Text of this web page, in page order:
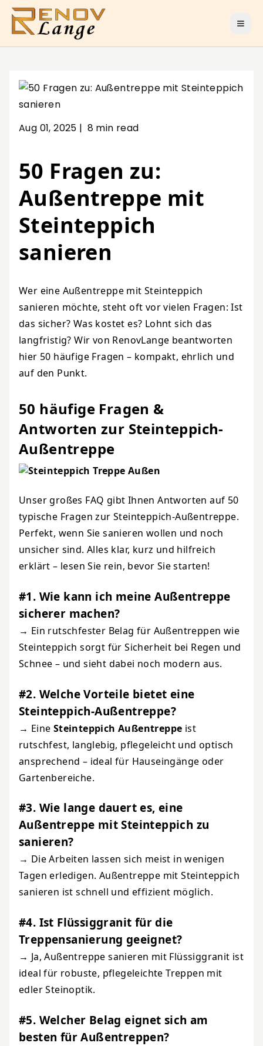
Aug 01, 2025 | 8 min read
50 Fragen zu:
Außentreppe mit
Steinteppich
sanieren
Wer eine Außentreppe mit Steinteppich
sanieren möchte, steht oft vor vielen Fragen: Ist
das sicher? Was kostet es? Lohnt sich das
langfristig? Wir von RenovLange beantworten
hier 50 häufige Fragen – kompakt, ehrlich und
auf den Punkt.
50 häufige Fragen &
Antworten zur Steinteppich-
Außentreppe
Unser großes FAQ gibt Ihnen Antworten auf 50
typische Fragen zur Steinteppich-Außentreppe.
Perfekt, wenn Sie sanieren wollen und noch
unsicher sind. Alles klar, kurz und hilfreich
erklärt – lesen Sie rein, bevor Sie starten!
#1. Wie kann ich meine Außentreppe
sicherer machen?
→ Ein rutschfester Belag für Außentreppen wie
Steinteppich sorgt für Sicherheit bei Regen und
Schnee – und sieht dabei noch modern aus.
#2. Welche Vorteile bietet eine
Steinteppich-Außentreppe?
→ Eine Steinteppich Außentreppe ist
rutschfest, langlebig, pflegeleicht und optisch
ansprechend – ideal für Hauseingänge oder
Gartenbereiche.
#3. Wie lange dauert es, eine
Außentreppe mit Steinteppich zu
sanieren?
→ Die Arbeiten lassen sich meist in wenigen
Tagen erledigen. Außentreppe mit Steinteppich
sanieren ist schnell und effizient möglich.
#4. Ist Flüssiggranit für die
Treppensanierung geeignet?
→ Ja, Außentreppe sanieren mit Flüssiggranit ist
ideal für robuste, pflegeleichte Treppen mit
edler Steinoptik.
#5. Welcher Belag eignet sich am
besten für Außentreppen?